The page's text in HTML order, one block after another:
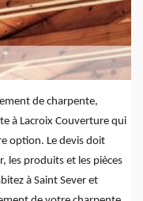
de charpente,
à Lacroix Couverture qui
option. Le devis doit
les produits et les pièces
à Saint Sever et